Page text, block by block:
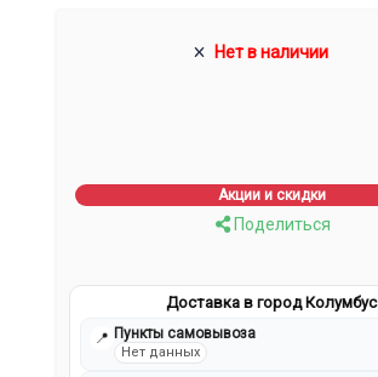
Нет в наличии
Акции и скидки
Поделиться
Доставка в город Колумбус
📍 Пункты самовывоза
Нет данных